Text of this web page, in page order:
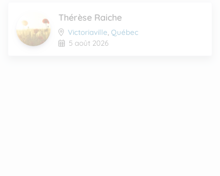
Thérèse Raiche
Victoriaville, Québec
5 août 2026